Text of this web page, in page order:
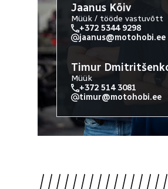
Jaanus Kõiv
Müük / tööde vastuvõtt
+372 5344 9298
jaanus@motohobi.ee
Timur
Müük
+372 514 3081
timur@motohobi.ee